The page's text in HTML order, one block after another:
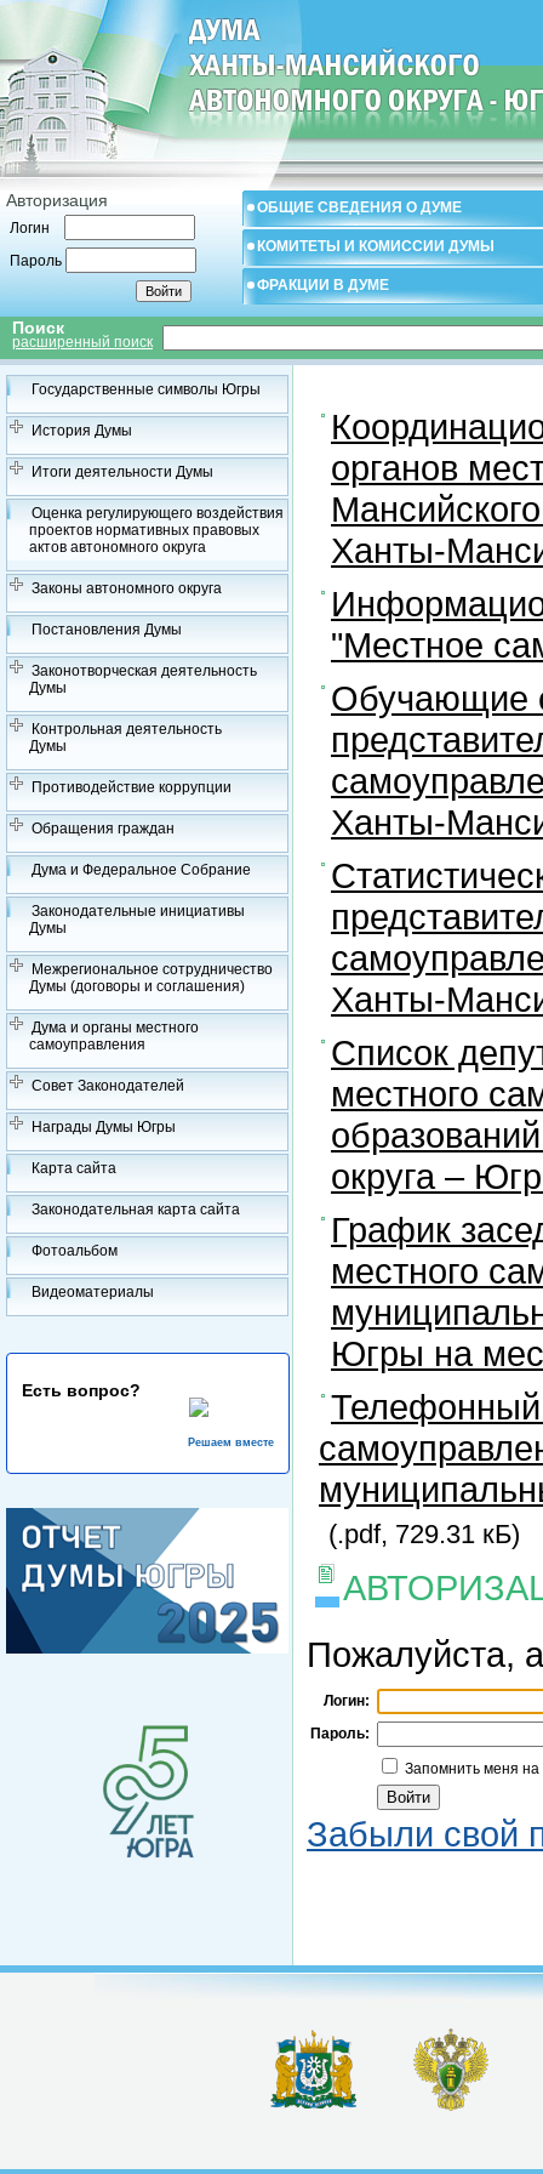
Авторизация
Логин
Пароль
ОБЩИЕ СВЕДЕНИЯ О ДУМЕ
КОМИТЕТЫ И КОМИССИИ ДУМЫ
ФРАКЦИИ В ДУМЕ
Поиск
расширенный поиск
Государственные символы Югры
История Думы
Итоги деятельности Думы
Оценка регулирующего воздействия
проектов нормативных правовых
актов автономного округа
Законы автономного округа
Постановления Думы
Законотворческая деятельность
Думы
Контрольная деятельность
Думы
Противодействие коррупции
Обращения граждан
Дума и Федеральное Собрание
Законодательные инициативы
Думы
Межрегиональное сотрудничество
Думы (договоры и соглашения)
Дума и органы местного
самоуправления
Совет Законодателей
Награды Думы Югры
Карта сайта
Законодательная карта сайта
Фотоальбом
Видеоматериалы
Есть вопрос?
Решаем вместе
органов
Ханты-
"Местное
Обучающие
Ханты-
Ханты-
Список
местного
округа –
График
местного
Югры на
Телефонный
(.pdf, 729.31 кБ)
Пожалуйста,
Логин:
Пароль:
Запомнить меня
Забыли свой